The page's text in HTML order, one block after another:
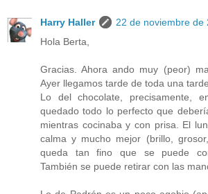
Harry Haller
22 de noviembre de
Hola Berta,
Gracias. Ahora ando muy (peor)
Ayer llegamos tarde de toda una
Lo del chocolate, precisamente,
quedado todo lo perfecto que
mientras cocinaba y con prisa. El
calma y mucho mejor (brillo,
queda tan fino que se puede
También se puede retirar con las